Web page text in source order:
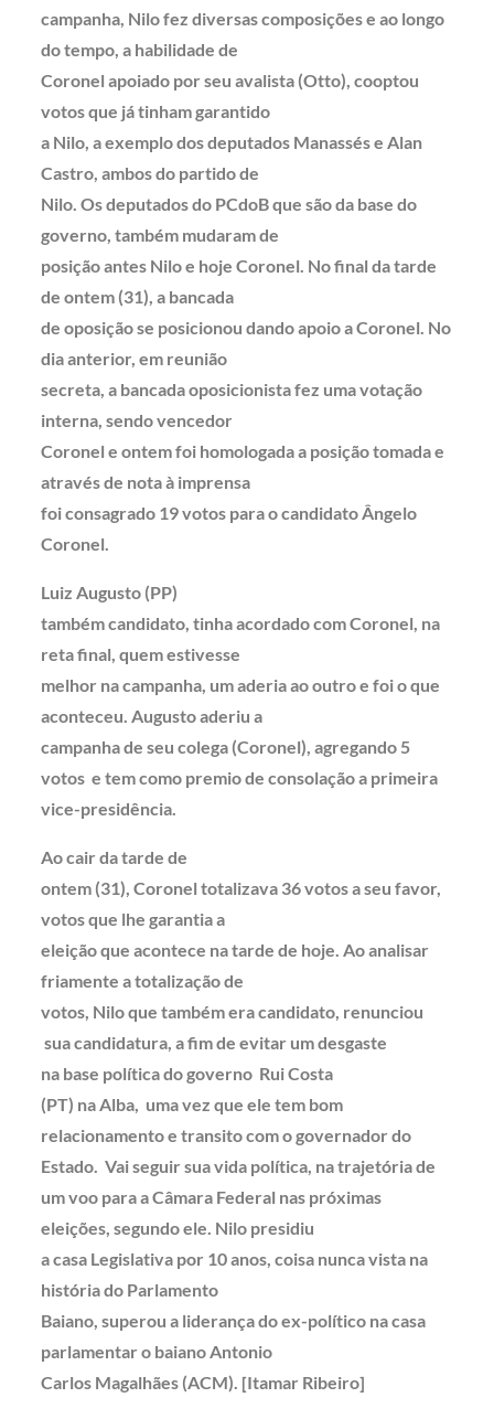
campanha, Nilo fez diversas composições e ao longo
do tempo, a habilidade de
Coronel apoiado por seu avalista (Otto), cooptou
votos que já tinham garantido
a Nilo, a exemplo dos deputados Manassés e Alan
Castro, ambos do partido de
Nilo. Os deputados do PCdoB que são da base do
governo, também mudaram de
posição antes Nilo e hoje Coronel. No final da tarde
de ontem (31), a bancada
de oposição se posicionou dando apoio a Coronel. No
dia anterior, em reunião
secreta, a bancada oposicionista fez uma votação
interna, sendo vencedor
Coronel e ontem foi homologada a posição tomada e
através de nota à imprensa
foi consagrado 19 votos para o candidato Ângelo
Coronel.
Luiz Augusto (PP)
também candidato, tinha acordado com Coronel, na
reta final, quem estivesse
melhor na campanha, um aderia ao outro e foi o que
aconteceu. Augusto aderiu a
campanha de seu colega (Coronel), agregando 5
votos e tem como premio de consolação a primeira
vice-presidência.
Ao cair da tarde de
ontem (31), Coronel totalizava 36 votos a seu favor,
votos que lhe garantia a
eleição que acontece na tarde de hoje. Ao analisar
friamente a totalização de
votos, Nilo que também era candidato, renunciou
sua candidatura, a fim de evitar um desgaste
na base política do governo Rui Costa
(PT) na Alba, uma vez que ele tem bom
relacionamento e transito com o governador do
Estado. Vai seguir sua vida política, na trajetória de
um voo para a Câmara Federal nas próximas
eleições, segundo ele. Nilo presidiu
a casa Legislativa por 10 anos, coisa nunca vista na
história do Parlamento
Baiano, superou a liderança do ex-político na casa
parlamentar o baiano Antonio
Carlos Magalhães (ACM). [Itamar Ribeiro]